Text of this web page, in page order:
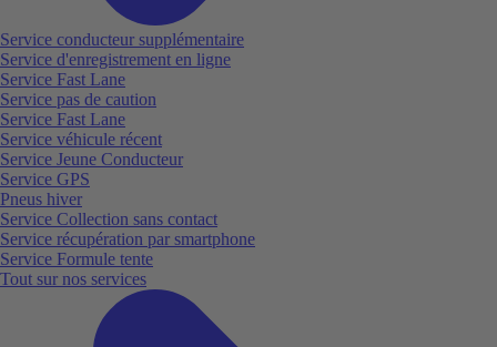
Service conducteur supplémentaire
Service d'enregistrement en ligne
Service Fast Lane
Service pas de caution
Service Fast Lane
Service véhicule récent
Service Jeune Conducteur
Service GPS
Pneus hiver
Service Collection sans contact
Service récupération par smartphone
Service Formule tente
Tout sur nos services